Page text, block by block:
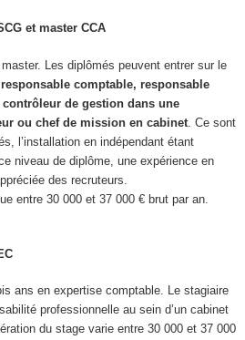
et master CCA
master. Les diplômés peuvent entrer sur le
responsable comptable, responsable
de gestion dans une
ou chef de mission en cabinet. Ce sont
l’installation en indépendant étant
niveau de diplôme, une expérience en
des recruteurs.
entre 30 000 et 37 000 € brut par an.
ans en expertise comptable. Le stagiaire
professionnelle au sein d’un cabinet
du stage varie entre 30 000 et 37 000